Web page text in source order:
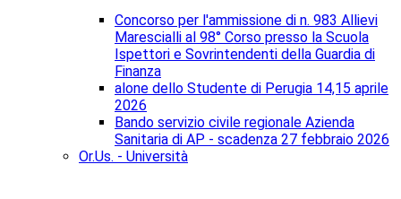
Concorso per l'ammissione di n. 983 Allievi
Marescialli al 98° Corso presso la Scuola
Ispettori e Sovrintendenti della Guardia di
Finanza
alone dello Studente di Perugia 14,15 aprile
2026
Bando servizio civile regionale Azienda
Sanitaria di AP - scadenza 27 febbraio 2026
Or.Us. - Università